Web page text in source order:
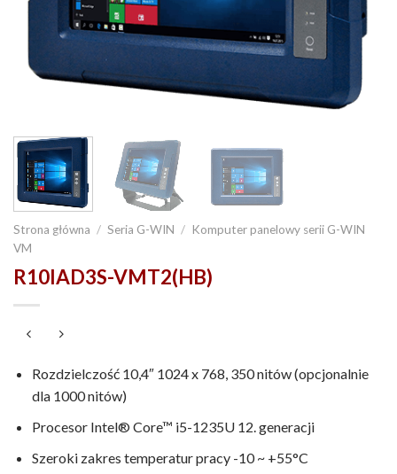
Strona główna / Seria G-WIN / Komputer panelowy serii G-WIN
VM
R10IAD3S-VMT2(HB)
Rozdzielczość 10,4″ 1024 x 768, 350 nitów (opcjonalnie
dla 1000 nitów)
Procesor Intel® Core™ i5-1235U 12. generacji
Szeroki zakres temperatur pracy -10 ~ +55°C